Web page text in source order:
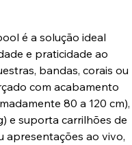
é a solução ideal
e praticidade ao
bandas, corais ou
com acabamento
80 a 120 cm),
e suporta carrilhões de
apresentações ao vivo,